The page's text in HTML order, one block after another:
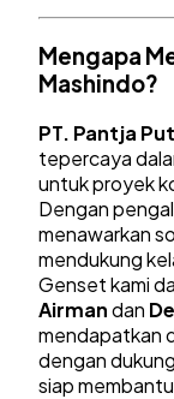
Mengapa
Mashindo?
PT. Pantja
tepercaya
untuk proyek
Dengan
menawarkan
mendukung
Genset kami
Airmandan
mendapatkan
dengan
siap